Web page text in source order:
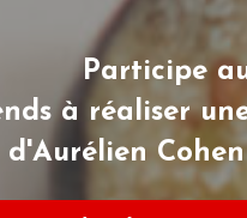
Participe
à réaliser
d'Aurélien